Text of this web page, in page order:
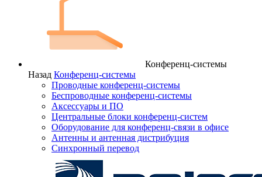
Конференц-системы
Назад Конференц-системы
Проводные конференц-системы
Беспроводные конференц-системы
Аксессуары и ПО
Центральные блоки конференц-систем
Оборудование для конференц-связи в офисе
Антенны и антенная дистрибуция
Синхронный перевод